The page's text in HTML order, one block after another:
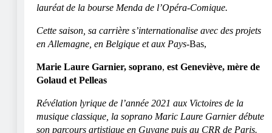
lauréat de la bourse Menda de l’Opéra-Comique.
Cette saison, sa carrière s’internationalise avec des projets
en Allemagne, en Belgique et aux Pays-Bas,
Marie Laure Garnier, soprano, est Geneviève, mère de
Golaud et Pelleas
Révélation lyrique de l’année 2021 aux Victoires de la
musique classique, la soprano Maric Laure Garnier débute
son parcours artistique en Guyane puis au CRR de Paris.